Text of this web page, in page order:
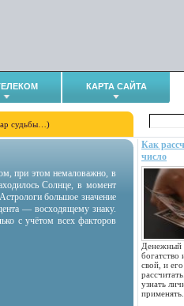
КАРТА САЙТА
судьбы…)
Как
число
Денежный
свой, и
узнать
применять.
при этом немаловажно, в
Солнце, в момент
большое значение
— восходящему знаку.
с учётом всех факторов